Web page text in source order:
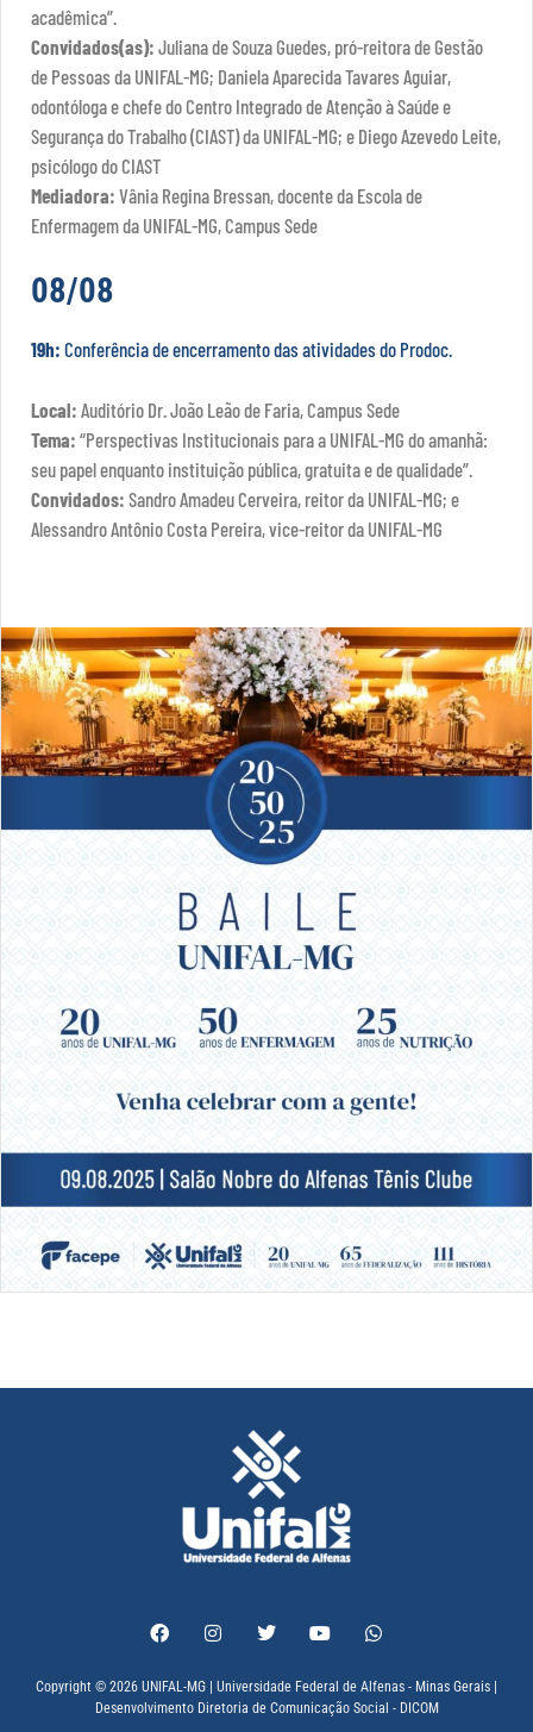
acadêmica”.
Convidados(as): Juliana de Souza Guedes, pró-reitora de Gestão
de Pessoas da UNIFAL-MG; Daniela Aparecida Tavares Aguiar,
odontóloga e chefe do Centro Integrado de Atenção à Saúde e
Segurança do Trabalho (CIAST) da UNIFAL-MG; e Diego Azevedo Leite,
psicólogo do CIAST
Mediadora: Vânia Regina Bressan, docente da Escola de
Enfermagem da UNIFAL-MG, Campus Sede
08/08
19h: Conferência de encerramento das atividades do Prodoc.
Local: Auditório Dr. João Leão de Faria, Campus Sede
Tema: “Perspectivas Institucionais para a UNIFAL-MG do amanhã:
seu papel enquanto instituição pública, gratuita e de qualidade”.
Convidados: Sandro Amadeu Cerveira, reitor da UNIFAL-MG; e
Alessandro Antônio Costa Pereira, vice-reitor da UNIFAL-MG
Copyright © 2026 UNIFAL-MG | Universidade Federal de Alfenas - Minas Gerais |
Desenvolvimento Diretoria de Comunicação Social - DICOM